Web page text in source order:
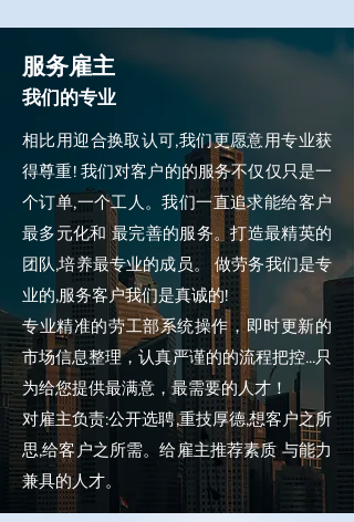
​服务雇主
我们的专业
相比用迎合换取认可,我们更愿意用专业获
得尊重! 我们对客户的的服务不仅仅只是一
个订单,一个工人。我们一直追求能给客户
最多元化和 最完善的服务。打造最精英的
团队,培养最专业的成员。 做劳务我们是专
业的,服务客户我们是真诚的!
专业精准的劳工部系统操作，即时更新的
市场信息整理，认真严谨的的流程把控...只
为给您提供最满意，最需要的人才！
对雇主负责:公开选聘,重技厚德,想客户之所
思,给客户之所需。给雇主推荐素质 与能力
兼具的人才。